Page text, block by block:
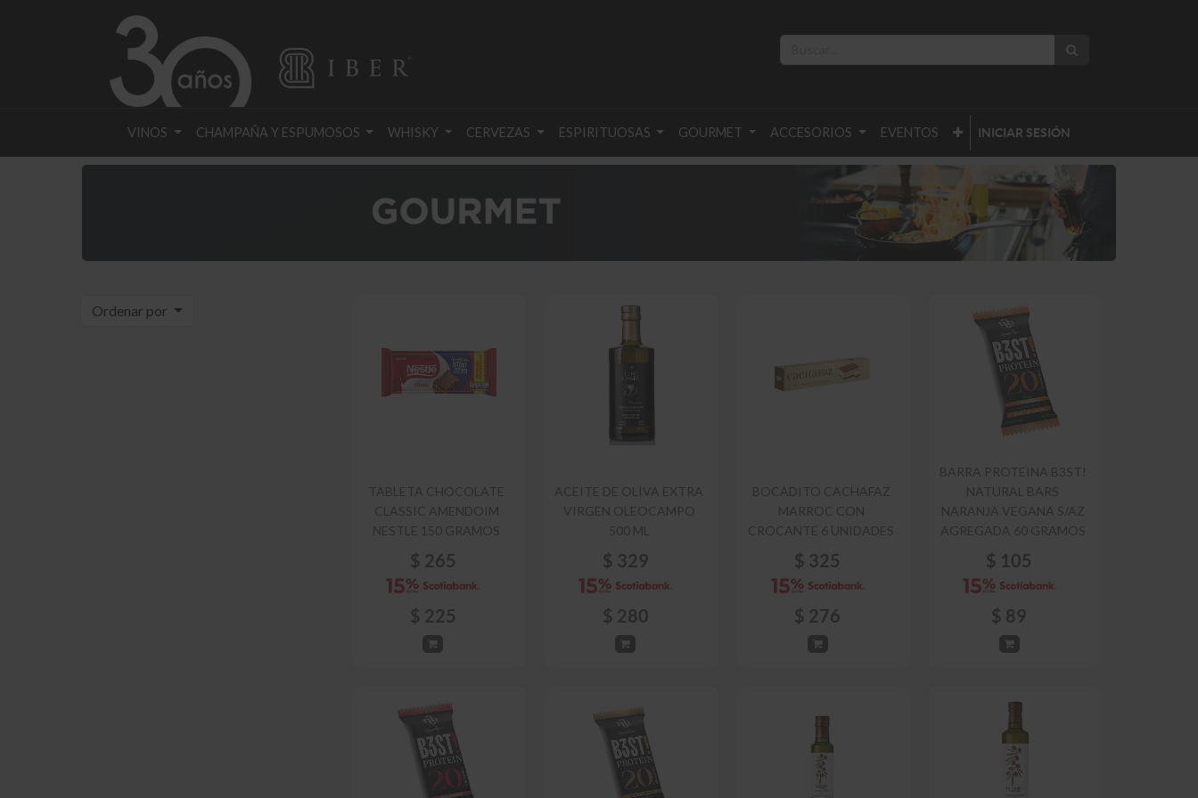
VINOS CHAMPAÑA Y ESPUMOSOS WHISKY CERVEZAS ESPIRITUOSAS GOURMET ACCESORIOS EVENTOS INICIAR SESIÓN
Ordenar por
TABLETA CHOCOLATE
CLASSIC AMENDOIM
NESTLE 150 GRAMOS
$ 265
$ 225
ACEITE DE OLIVA EXTRA
VIRGEN OLEOCAMPO
500 ML
$ 329
$ 280
BOCADITO CACHAFAZ
MARROC CON
CROCANTE 6 UNIDADES
$ 325
$ 276
BARRA PROTEINA B3ST!
NATURAL BARS
NARANJA VEGANA S/AZ
AGREGADA 60 GRAMOS
$ 105
$ 89